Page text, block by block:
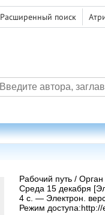
Расширенный поиск
Рабочий путь /
Среда 15 декабря
4 с. — Электрон.
Режим